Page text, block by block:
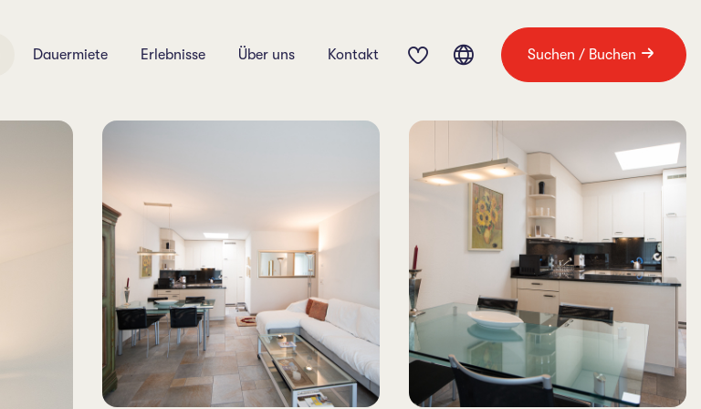
Dauermiete Erlebnisse Über uns Kontakt Suchen / Buchen